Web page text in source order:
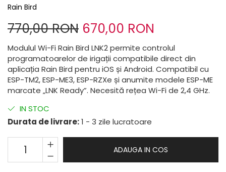
Rain Bird
770,00 RON 670,00 RON
Modulul Wi-Fi Rain Bird LNK2 permite controlul
programatoarelor de irigații compatibile direct din
aplicația Rain Bird pentru iOS și Android. Compatibil cu
ESP-TM2, ESP-ME3, ESP-RZXe și anumite modele ESP-ME
marcate „LNK Ready”. Necesită rețea Wi-Fi de 2,4 GHz.
IN STOC
Durata de livrare:1 - 3 zile lucratoare
ADAUGA IN COS